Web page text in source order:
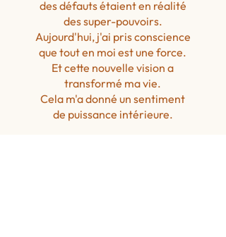
des défauts étaient en réalité
des super-pouvoirs.
Aujourd'hui, j'ai pris conscience
que tout en moi est une force.
Et cette nouvelle vision a
transformé ma vie.
Cela m'a donné un sentiment
de puissance intérieure.